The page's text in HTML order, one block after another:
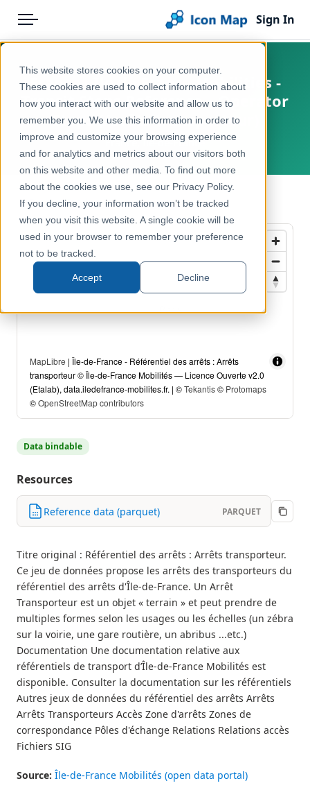
This website stores cookies on your computer.
These cookies are used to collect information about
how you interact with our website and allow us to
remember you. We use this information in order to
improve and customize your browsing experience
and for analytics and metrics about our visitors both
on this website and other media. To find out more
about the cookies we use, see our Privacy Policy.
If you decline, your information won’t be tracked
when you visit this website. A single cookie will be
used in your browser to remember your preference
not to be tracked.
Accept Decline
Menu
Pricing
Solutions
Blog
Help & Support
Portal
Sign In
Products
Icon Map Catalog
Europe
Transport, Mobility & Infrastructure
France - Ile de France Mobilities -
Transit Stops Reference – Operator
Stops (Arrêts transporteur)
France, Île-de-France
← Back to Catalog
MapLibre | Île-de-France - Référentiel des arrêts : Arrêts
transporteur © Île-de-France Mobilités — Licence Ouverte v2.0
(Etalab), data.iledefrance-mobilites.fr. | ©Tekantis© Protomaps
©OpenStreetMap contributors
Data bindable
Resources
Reference data (parquet) PARQUET
Titre original : Référentiel des arrêts : Arrêts transporteur.
Ce jeu de données propose les arrêts des transporteurs du
référentiel des arrêts d'Île-de-France. Un Arrêt
Transporteur est un objet « terrain » et peut prendre de
multiples formes selon les usages ou les échelles (un zébra
sur la voirie, une gare routière, un abribus ...etc.)
Documentation Une documentation relative aux
référentiels de transport d’Île-de-France Mobilités est
disponible. Consulter la documentation sur les référentiels
Autres jeux de données du référentiel des arrêts Arrêts
Arrêts Transporteurs Accès Zone d'arrêts Zones de
correspondance Pôles d'échange Relations Relations accès
Fichiers SIG
Source: Île-de-France Mobilités (open data portal)